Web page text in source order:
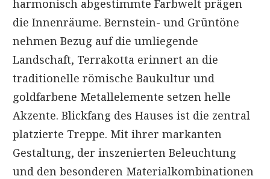
harmonisch abgestimmte Farbwelt prägen
die Innenräume. Bernstein- und Grüntöne
nehmen Bezug auf die umliegende
Landschaft, Terrakotta erinnert an die
traditionelle römische Baukultur und
goldfarbene Metallelemente setzen helle
Akzente. Blickfang des Hauses ist die zentral
platzierte Treppe. Mit ihrer markanten
Gestaltung, der inszenierten Beleuchtung
und den besonderen Materialkombinationen